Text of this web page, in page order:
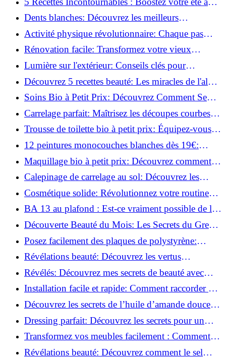
des huiles essentielles!
Dents blanches: Découvrez les meilleurs
ingrédients naturels!
Activité physique révolutionnaire: Chaque pas
compte pour votre santé!
Rénovation facile: Transformez votre vieux
parquet irrégulier en un clin d'œil!
Lumière sur l'extérieur: Conseils clés pour
concevoir et installer votre éclairage!
Découvrez 5 recettes beauté: Les miracles de l'aloe
vera pour votre peau!
Soins Bio à Petit Prix: Découvrez Comment Se
Chouchouter Pour Moins de 35€!
Carrelage parfait: Maîtrisez les découpes courbes
facilement!
Trousse de toilette bio à petit prix: Équipez-vous
pour moins de 25€!
12 peintures monocouches blanches dès 19€:
Découvrez les meilleures offres!
Maquillage bio à petit prix: Découvrez comment
s'équiper pour moins de 50€!
Calepinage de carrelage au sol: Découvrez les
astuces incontournables!
Cosmétique solide: Révolutionnez votre routine
beauté pour zéro déchet!
BA 13 au plafond : Est-ce vraiment possible de les
coller ?
Découverte Beauté du Mois: Les Secrets du Green
Glamour !
Posez facilement des plaques de polystyrène:
Transformez votre plafond sans effort !
Révélations beauté: Découvrez les vertus
insoupçonnées de l'huile de coco!
Révélés: Découvrez mes secrets de beauté avec
l'huile de ricin!
Installation facile et rapide: Comment raccorder un
luminaire au plafond!
Découvrez les secrets de l’huile d’amande douce :
Pourquoi vous devez l'adopter!
Dressing parfait: Découvrez les secrets pour un
rangement optimal!
Transformez vos meubles facilement : Comment
installer des roulettes en un clin d'œil !
Révélations beauté: Découvrez comment le sel